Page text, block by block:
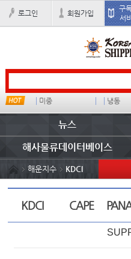
로그인 회원가입
구
서
미중 냉동
뉴스
해사물류데이터베이스
해운지수 KDCI
KDCI CAPE